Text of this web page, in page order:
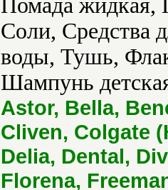
Помада жидкая,
Соли, Средства
воды, Тушь,
Шампунь
Astor, Bella,
Cliven, Colgate
Delia, Dental,
Florena,